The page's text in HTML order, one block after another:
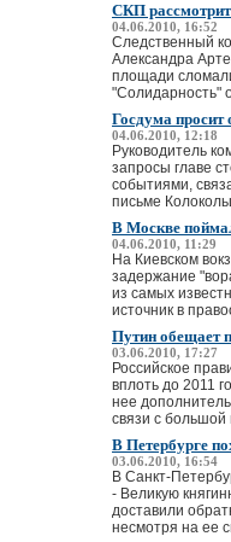
СКП рассмотрит
04.06.2010, 16:52
Следственный
Александра
площади
"Солидарность"
Госдума
04.06.2010, 12:18
Руководитель
запросы главе
событиями,
письме
В Москве
04.06.2010, 11:29
На Киевском
задержание
из самых
источник в
Путин обещает
03.06.2010, 17:27
Российское
вплоть до 2011
нее
связи с
В Петербурге
03.06.2010, 16:54
В Санкт-
- Великую
доставили
несмотря на ее